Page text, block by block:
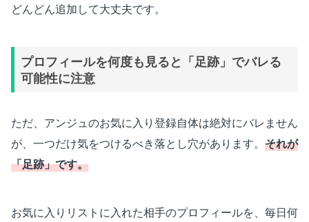
どんどん追加して大丈夫です。
プロフィールを何度も見ると「足跡」でバレる
可能性に注意
ただ、アンジュのお気に入り登録自体は絶対にバレません
が、一つだけ気をつけるべき落とし穴があります。 それが
「足跡」です。
お気に入りリストに入れた相手のプロフィールを、毎日何